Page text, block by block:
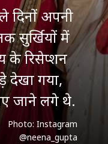
दिनों अपनी
सुर्खियों में
के रिसेप्शन
देखा गया,
जाने लगे थे.
Photo: Instagram
@neena_gupta